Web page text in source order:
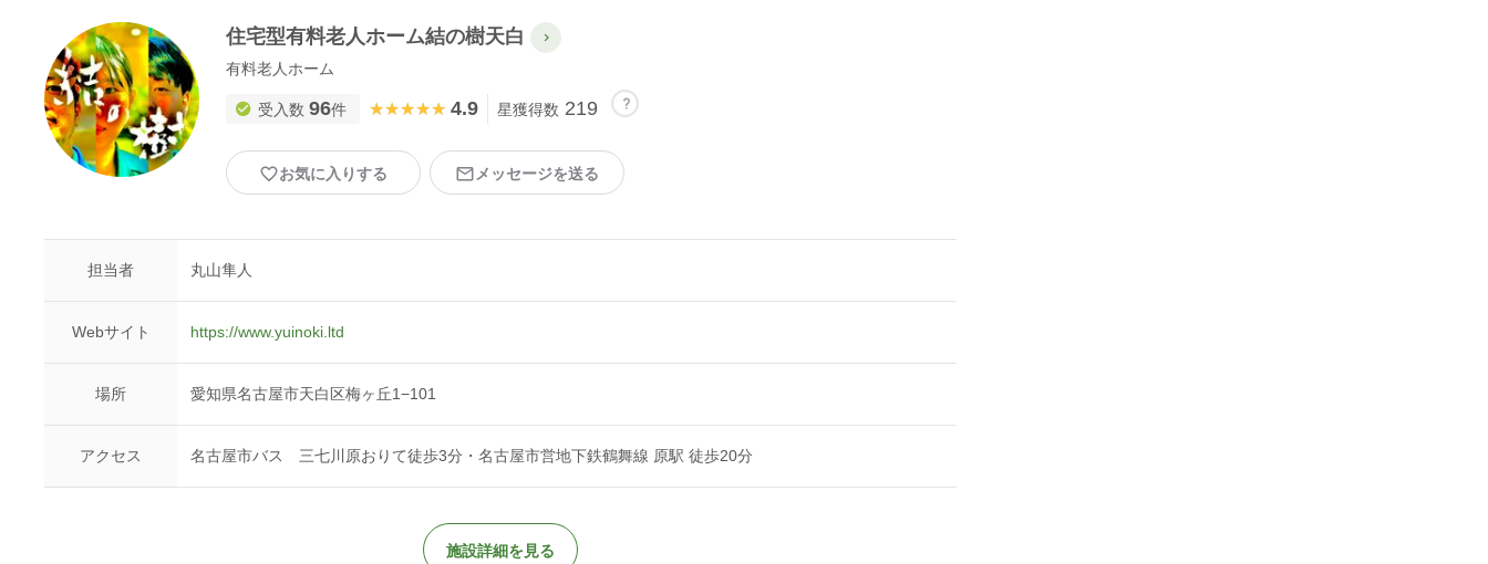
住宅型有料老人ホーム結の樹天白
有料老人ホーム
受入数 96件 ★★★★★
★★★★★ 4.9 星獲得数 219
お気に入りする メッセージを送る
担当者 丸山隼人
Webサイト https://www.yuinoki.ltd
場所 愛知県名古屋市天白区梅ヶ丘1−101
アクセス 名古屋市バス 三七川原おりて徒歩3分・名古屋市営地下鉄鶴舞線 原駅 徒歩20分
施設詳細を見る